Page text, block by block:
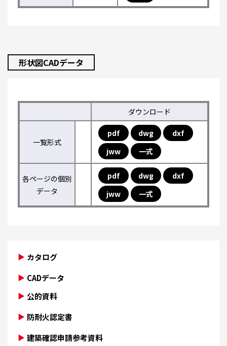
形状図CADデータ
ダウンロード
一覧形式
pdf dwg
dxf
jww
一式
各ページの個別
データ
pdf dwg
dxf
jww
一式
カタログ
CADデータ
公的資料
防耐火認定書
建築確認申請参考資料